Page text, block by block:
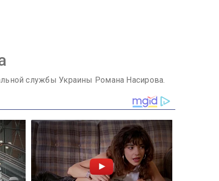
службы Украины Романа Насирова.